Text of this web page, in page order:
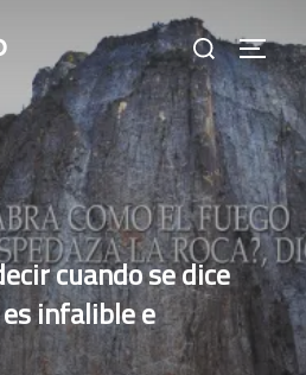
Search
for:
cuando se dice
infalible e